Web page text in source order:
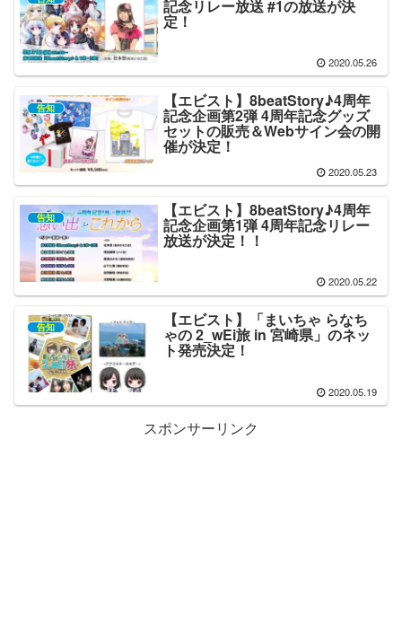
記念リレー放送 #1の放送が決
定！
2020.05.26
告知 【エビスト】8beatStory♪4周年
記念企画第2弾 4周年記念グッズ
セットの販売＆Webサイン会の開
催が決定！
2020.05.23
告知 【エビスト】8beatStory♪4周年
記念企画第1弾 4周年記念リレー
放送が決定！！
2020.05.22
告知 【エビスト】「まいちゃ らなち
ゃの 2_wEi旅 in 宮崎県」のネッ
ト発売決定！
2020.05.19
スポンサーリンク